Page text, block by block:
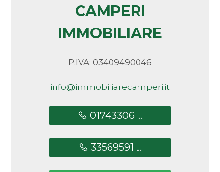
CAMPERI
IMMOBILIARE
P.IVA: 03409490046
info@immobiliarecamperi.it
01743306 ...
33569591 ...